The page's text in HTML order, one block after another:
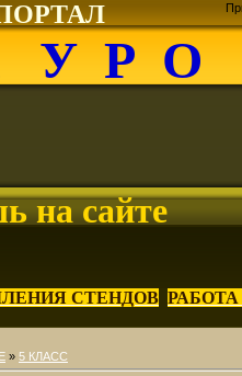
У Р О
на сайте
СТЕНДОВ
» 5 КЛАСС